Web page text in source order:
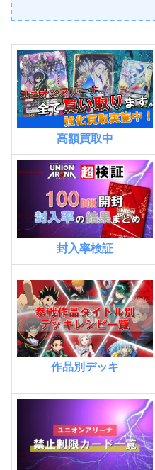
高額買取中
封入率検証
作品別デッキ